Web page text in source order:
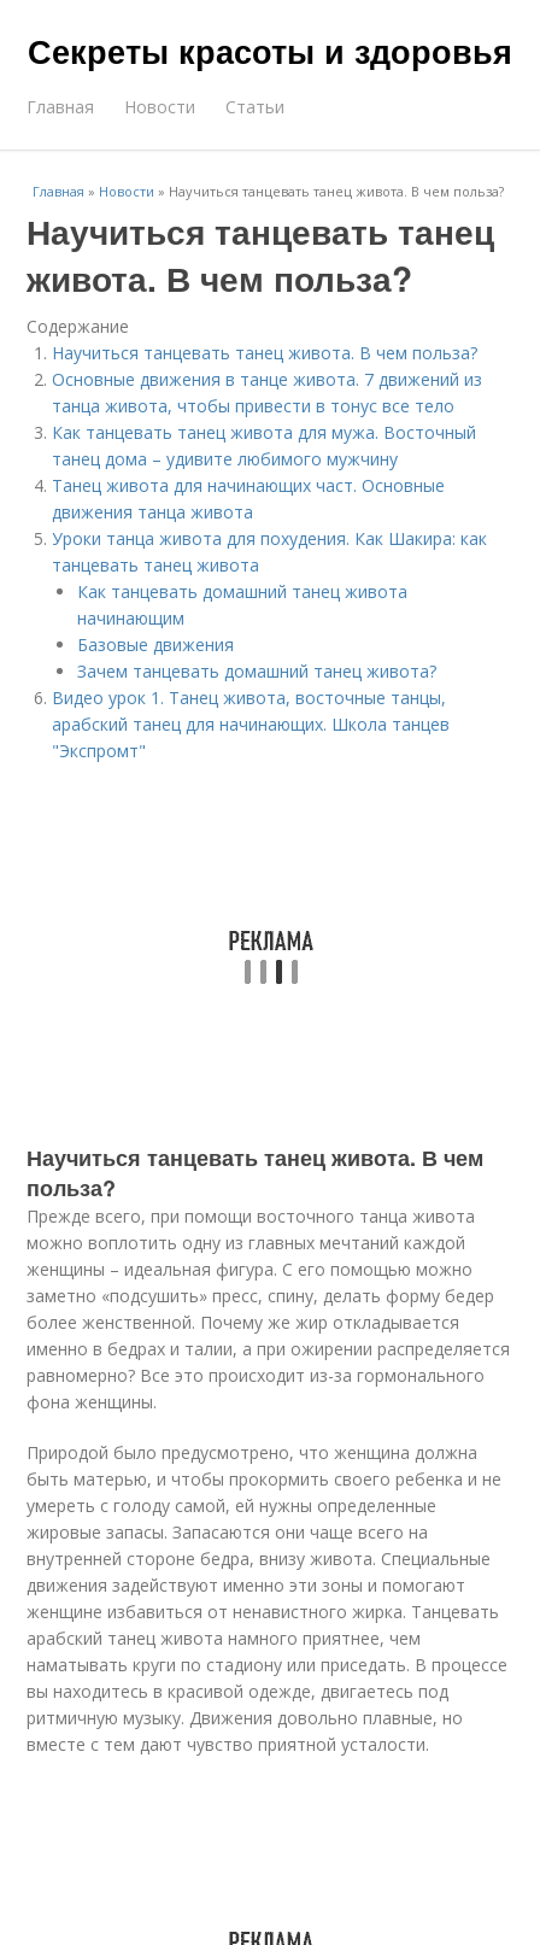
Секреты красоты и здоровья
Главная Новости Статьи
Главная » Новости » Научиться танцевать танец живота. В чем польза?
Научиться танцевать танец
живота. В чем польза?
Содержание
Научиться танцевать танец живота. В чем польза?
Основные движения в танце живота. 7 движений из
танца живота, чтобы привести в тонус все тело
Как танцевать танец живота для мужа. Восточный
танец дома – удивите любимого мужчину
Танец живота для начинающих част. Основные
движения танца живота
Уроки танца живота для похудения. Как Шакира: как
танцевать танец живота
Как танцевать домашний танец живота
начинающим
Базовые движения
Зачем танцевать домашний танец живота?
Видео урок 1. Танец живота, восточные танцы,
арабский танец для начинающих. Школа танцев
"Экспромт"
Научиться танцевать танец живота. В чем
польза?
Прежде всего, при помощи восточного танца живота
можно воплотить одну из главных мечтаний каждой
женщины – идеальная фигура. С его помощью можно
заметно «подсушить» пресс, спину, делать форму бедер
более женственной. Почему же жир откладывается
именно в бедрах и талии, а при ожирении распределяется
равномерно? Все это происходит из-за гормонального
фона женщины.
Природой было предусмотрено, что женщина должна
быть матерью, и чтобы прокормить своего ребенка и не
умереть с голоду самой, ей нужны определенные
жировые запасы. Запасаются они чаще всего на
внутренней стороне бедра, внизу живота. Специальные
движения задействуют именно эти зоны и помогают
женщине избавиться от ненавистного жирка. Танцевать
арабский танец живота намного приятнее, чем
наматывать круги по стадиону или приседать. В процессе
вы находитесь в красивой одежде, двигаетесь под
ритмичную музыку. Движения довольно плавные, но
вместе с тем дают чувство приятной усталости.